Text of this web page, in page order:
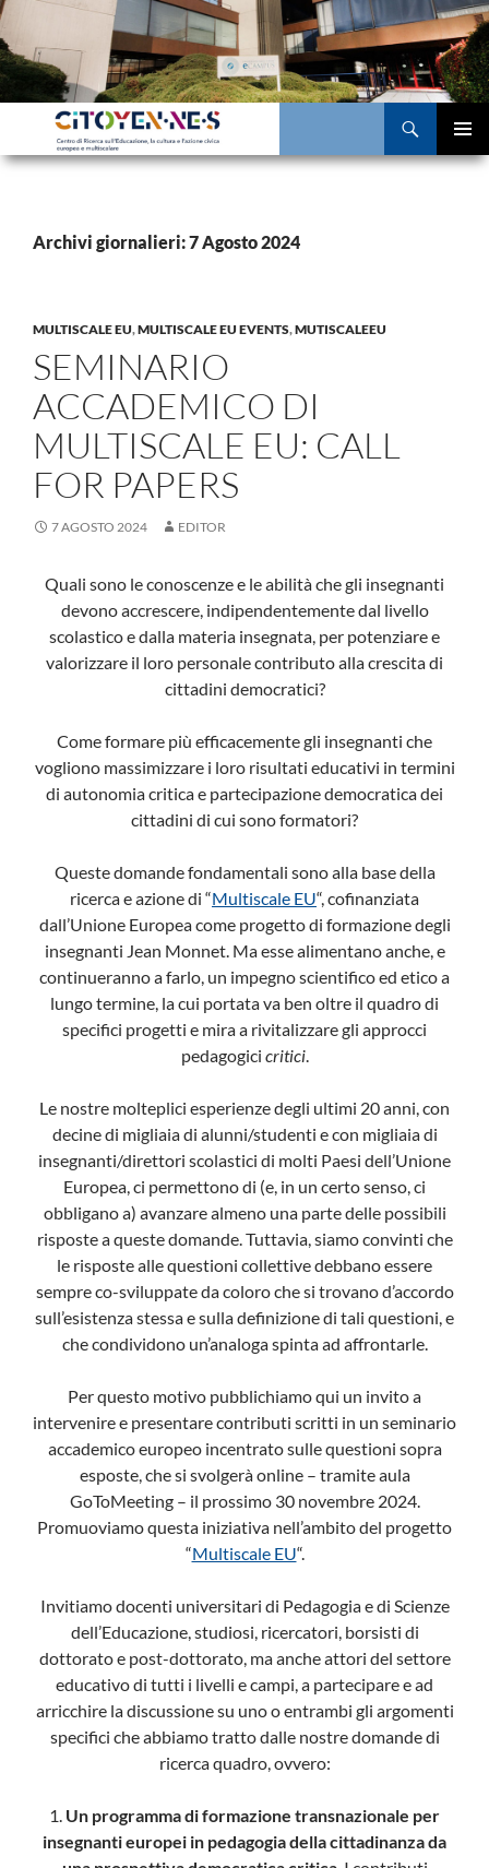
Vai
al
contenuto
MENU
Archivi giornalieri: 7 Agosto 2024
MULTISCALE EU,MULTISCALE EU EVENTS,MUTISCALEEU
SEMINARIO
ACCADEMICO DI
MULTISCALE EU: CALL
FOR PAPERS
7 AGOSTO 2024 EDITOR
Quali sono le conoscenze e le abilità che gli insegnanti
devono accrescere, indipendentemente dal livello
scolastico e dalla materia insegnata, per potenziare e
valorizzare il loro personale contributo alla crescita di
cittadini democratici?
Come formare più efficacemente gli insegnanti che
vogliono massimizzare i loro risultati educativi in termini
di autonomia critica e partecipazione democratica dei
cittadini di cui sono formatori?
Queste domande fondamentali sono alla base della
ricerca e azione di “Multiscale EU“, cofinanziata
dall’Unione Europea come progetto di formazione degli
insegnanti Jean Monnet. Ma esse alimentano anche, e
continueranno a farlo, un impegno scientifico ed etico a
lungo termine, la cui portata va ben oltre il quadro di
specifici progetti e mira a rivitalizzare gli approcci
pedagogici critici.
Le nostre molteplici esperienze degli ultimi 20 anni, con
decine di migliaia di alunni/studenti e con migliaia di
insegnanti/direttori scolastici di molti Paesi dell’Unione
Europea, ci permettono di (e, in un certo senso, ci
obbligano a) avanzare almeno una parte delle possibili
risposte a queste domande. Tuttavia, siamo convinti che
le risposte alle questioni collettive debbano essere
sempre co-sviluppate da coloro che si trovano d’accordo
sull’esistenza stessa e sulla definizione di tali questioni, e
che condividono un’analoga spinta ad affrontarle.
Per questo motivo pubblichiamo qui un invito a
intervenire e presentare contributi scritti in un seminario
accademico europeo incentrato sulle questioni sopra
esposte, che si svolgerà online – tramite aula
GoToMeeting – il prossimo 30 novembre 2024.
Promuoviamo questa iniziativa nell’ambito del progetto
“Multiscale EU“.
Invitiamo docenti universitari di Pedagogia e di Scienze
dell’Educazione, studiosi, ricercatori, borsisti di
dottorato e post-dottorato, ma anche attori del settore
educativo di tutti i livelli e campi, a partecipare e ad
arricchire la discussione su uno o entrambi gli argomenti
specifici che abbiamo tratto dalle nostre domande di
ricerca quadro, ovvero:
1. Un programma di formazione transnazionale per
insegnanti europei in pedagogia della cittadinanza da